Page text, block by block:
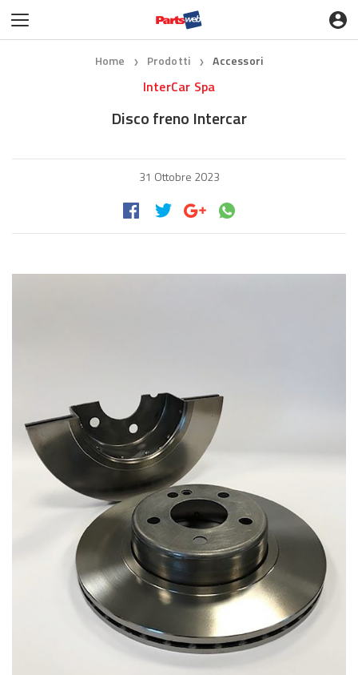
Home ❯ Prodotti ❯ Accessori
InterCar Spa
Disco freno Intercar
31 Ottobre 2023